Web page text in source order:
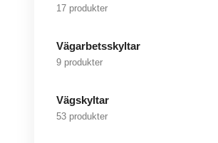
17 produkter
Vägarbetsskyltar
9 produkter
Vägskyltar
53 produkter